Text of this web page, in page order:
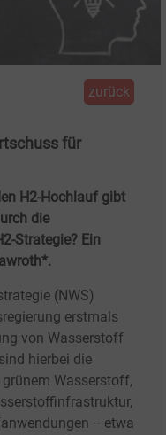
zurück
für
H2-Hochlauf gibt
die
Strategie? Ein
(NWS)
erstmals
von Wasserstoff
hierbei die
Wasserstoff,
− etwa